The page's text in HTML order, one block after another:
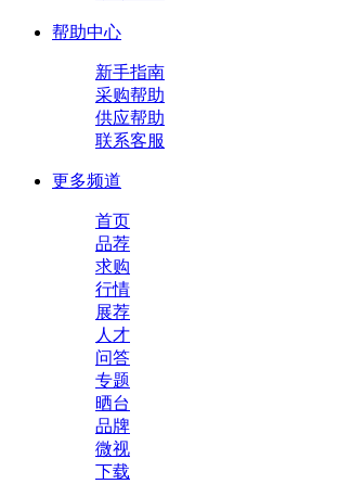
帮助中心
新手指南
采购帮助
供应帮助
联系客服
更多频道
首页
品荐
求购
行情
展荐
人才
问答
专题
晒台
品牌
微视
下载